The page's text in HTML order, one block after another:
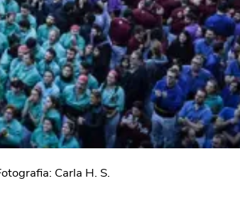
Carla H. S.